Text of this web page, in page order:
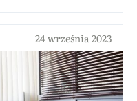
24 września 2023